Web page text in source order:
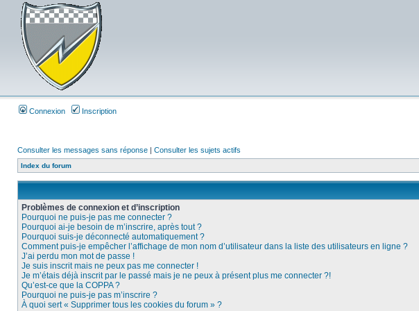
Connexion Inscription
Consulter les messages sans réponse | Consulter les sujets actifs
Index du forum
Problèmes de connexion et d’inscription
Pourquoi ne puis-je pas me connecter ?
Pourquoi ai-je besoin de m’inscrire, après tout ?
Pourquoi suis-je déconnecté automatiquement ?
Comment puis-je empêcher l’affichage de mon nom d’utilisateur dans la liste des utilisateurs en ligne ?
J’ai perdu mon mot de passe !
Je suis inscrit mais ne peux pas me connecter !
Je m’étais déjà inscrit par le passé mais je ne peux à présent plus me connecter ?!
Qu’est-ce que la COPPA ?
Pourquoi ne puis-je pas m’inscrire ?
À quoi sert « Supprimer tous les cookies du forum » ?